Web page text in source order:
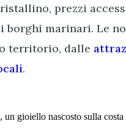
prezzi
marinari. Le
territorio, dalle
.
gioiello nascosto sulla